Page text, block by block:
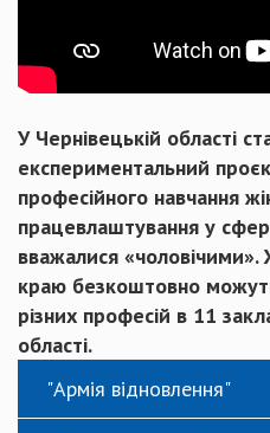
У Чернівецькій області
експериментальний
професійного навчання
працевлаштування у
вважалися
краю безкоштовно
різних професій в 11
області.
"Армія відновлення"